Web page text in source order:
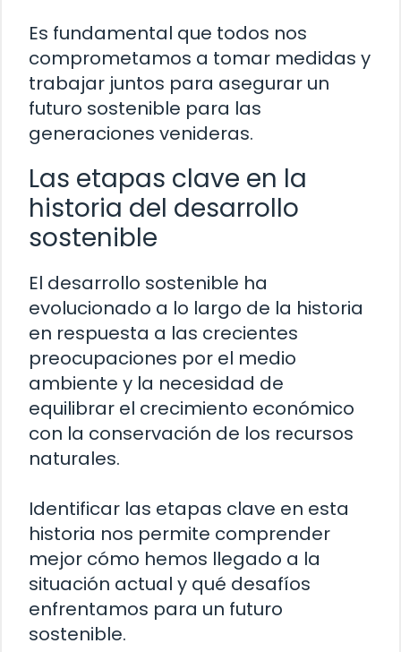
Es fundamental que todos nos
comprometamos a tomar medidas y
trabajar juntos para asegurar un
futuro sostenible para las
generaciones venideras.
Las etapas clave en la
historia del desarrollo
sostenible
El desarrollo sostenible ha
evolucionado a lo largo de la historia
en respuesta a las crecientes
preocupaciones por el medio
ambiente y la necesidad de
equilibrar el crecimiento económico
con la conservación de los recursos
naturales.
Identificar las etapas clave en esta
historia nos permite comprender
mejor cómo hemos llegado a la
situación actual y qué desafíos
enfrentamos para un futuro
sostenible.